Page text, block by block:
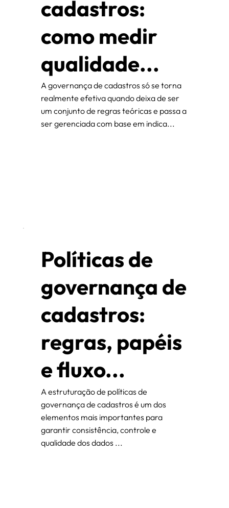
cadastros:
como medir
qualidade...
A governança de cadastros só se torna
realmente efetiva quando deixa de ser
um conjunto de regras teóricas e passa a
ser gerenciada com base em indica...
Políticas de
governança de
cadastros:
regras, papéis
e fluxo...
A estruturação de políticas de
governança de cadastros é um dos
elementos mais importantes para
garantir consistência, controle e
qualidade dos dados ...